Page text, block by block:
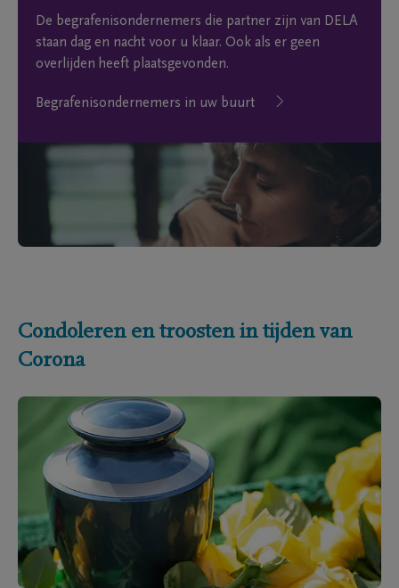
De begrafenisondernemers die partner zijn van DELA
staan dag en nacht voor u klaar. Ook als er geen
overlijden heeft plaatsgevonden.
Begrafenisondernemers in uw buurt
Condoleren en troosten in tijden van
Corona